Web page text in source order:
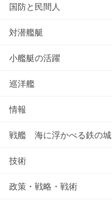
国防と民間人
対潜艦艇
小艦艇の活躍
巡洋艦
情報
戦艦 海に浮かべる鉄の城
技術
政策・戦略・戦術